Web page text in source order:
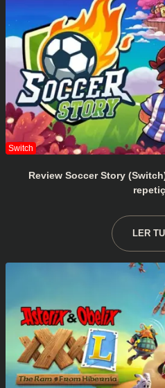
Review Soccer Story
LER